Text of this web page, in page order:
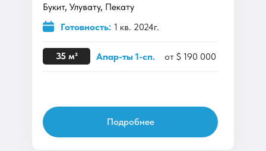
Букит, Улувату, Пекату
Готовность: 1 кв. 2024г.
35 м² Апар-ты 1-сп. от $ 190 000
Подробнее